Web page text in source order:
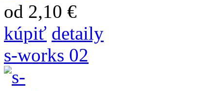
od 2,10 €
kúpiť detaily
s-works 02